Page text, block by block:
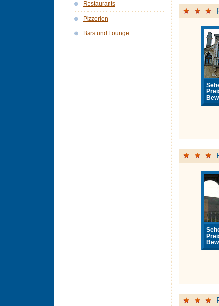
Restaurants
Pizzerien
Bars und Lounge